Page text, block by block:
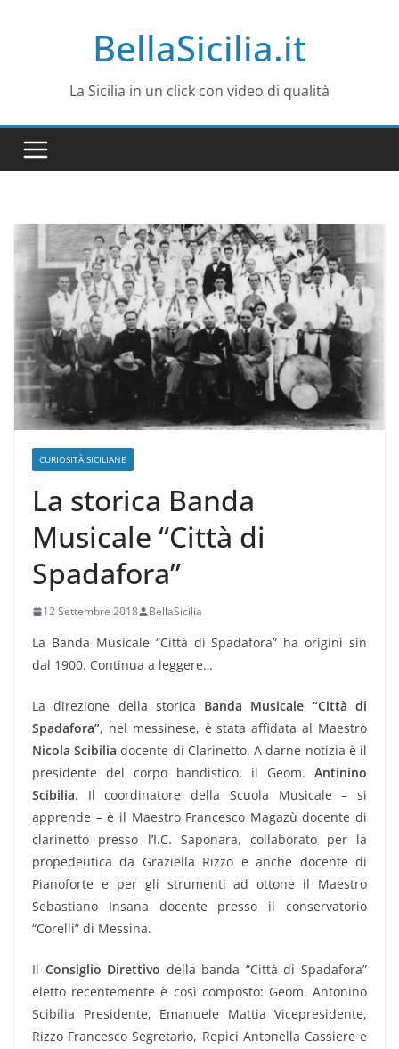
BellaSicilia.it
La Sicilia in un click con video di qualità
CURIOSITÀ SICILIANE
La storica Banda
Musicale “Città di
Spadafora”
12 Settembre 2018 BellaSicilia
La Banda Musicale “Città di Spadafora” ha origini sin
dal 1900. Continua a leggere…
La direzione della storica Banda Musicale “Città di
Spadafora”, nel messinese, è stata affidata al Maestro
Nicola Scibilia docente di Clarinetto. A darne notizia è il
presidente del corpo bandistico, il Geom. Antinino
Scibilia. Il coordinatore della Scuola Musicale – si
apprende – è il Maestro Francesco Magazù docente di
clarinetto presso l’I.C. Saponara, collaborato per la
propedeutica da Graziella Rizzo e anche docente di
Pianoforte e per gli strumenti ad ottone il Maestro
Sebastiano Insana docente presso il conservatorio
“Corelli” di Messina.
Il Consiglio Direttivo della banda “Città di Spadafora”
eletto recentemente è così composto: Geom. Antonino
Scibilia Presidente, Emanuele Mattia Vicepresidente,
Rizzo Francesco Segretario, Repici Antonella Cassiere e